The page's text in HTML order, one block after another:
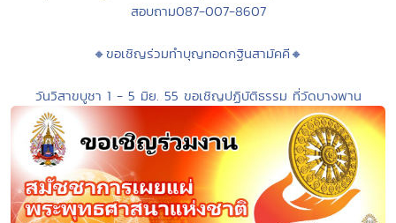
สอบถาม087-007-8607
🔸ขอเชิญร่วมทำบุญทอดกฐินสามัคคี🔸
วันวิสาขบูชา 1 - 5 มิย. 55 ขอเชิญปฏิบัติธรรม ที่วัดบางพาน